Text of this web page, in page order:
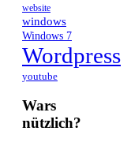
website
windows
Windows 7
Wordpress
youtube
Wars
nützlich?